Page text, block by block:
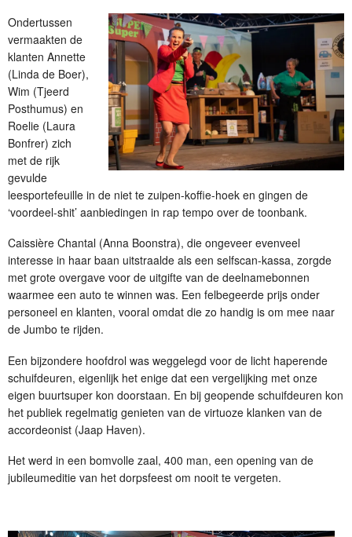
Ondertussen
vermaakten de
klanten Annette
(Linda de Boer),
Wim (Tjeerd
Posthumus) en
Roelie (Laura
Bonfrer) zich
met de rijk
gevulde
leesportefeuille in de niet te zuipen-koffie-hoek en gingen de
‘voordeel-shit’ aanbiedingen in rap tempo over de toonbank.
Caissière Chantal (Anna Boonstra), die ongeveer evenveel
interesse in haar baan uitstraalde als een selfscan-kassa, zorgde
met grote overgave voor de uitgifte van de deelnamebonnen
waarmee een auto te winnen was. Een felbegeerde prijs onder
personeel en klanten, vooral omdat die zo handig is om mee naar
de Jumbo te rijden.
Een bijzondere hoofdrol was weggelegd voor de licht haperende
schuifdeuren, eigenlijk het enige dat een vergelijking met onze
eigen buurtsuper kon doorstaan. En bij geopende schuifdeuren kon
het publiek regelmatig genieten van de virtuoze klanken van de
accordeonist (Jaap Haven).
Het werd in een bomvolle zaal, 400 man, een opening van de
jubileumeditie van het dorpsfeest om nooit te vergeten.